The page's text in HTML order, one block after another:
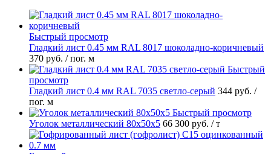
Быстрый просмотр
Гладкий лист 0.45 мм RAL 8017 шоколадно-коричневый
370 руб. / пог. м
Быстрый
просмотр
Гладкий лист 0.4 мм RAL 7035 светло-серый 344 руб. /
пог. м
Быстрый просмотр
Уголок металлический 80х50х5 66 300 руб. / т